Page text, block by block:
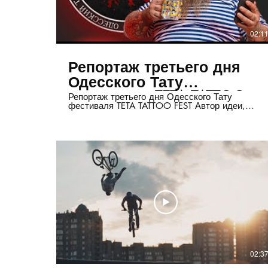
Репортаж третьего дня
Одесского Тату
фестиваля TETA TATTOO
FEST
Репортаж третьего дня Одесского Тату
фестиваля TETA TATTOO FEST Автор идеи,
видеосъёмка и монтаж Евгений Манчу:
(+380) 932476872 Производство
видеорекламы - CINEMASTUDIO.COM.UA
02:37